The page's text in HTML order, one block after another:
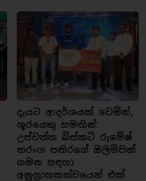
දැයට ආදර්ශයක් වෙමින්,
ශූරයෙකු සමඟින්:
උස්වත්ත බිස්කට් රුමේෂ්
තරංග පතිරගේ ඔලිම්පික්
ගමන සඳහා
අනුග්‍රාහකත්වයෙන් එක්